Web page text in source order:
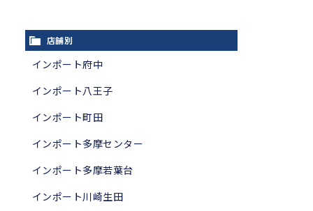
店舗別
インポート府中
インポート八王子
インポート町田
インポート多摩センター
インポート多摩若葉台
インポート川崎生田